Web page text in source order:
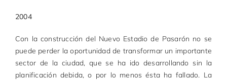
2004
Con la construcción del Nuevo Estadio de Pasarón no se
puede perder la oportunidad de transformar un importante
sector de la ciudad, que se ha ido desarrollando sin la
planificación debida, o por lo menos ésta ha fallado. La